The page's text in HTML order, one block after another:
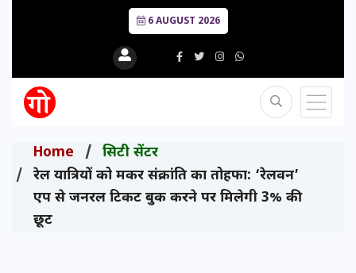
6 AUGUST 2026
Home
सिटी सेंटर
रेल यात्रियों को मकर संक्रांति का तोहफा: ‘रेलवन’
एप से जनरल टिकट बुक करने पर मिलेगी 3% की
छूट